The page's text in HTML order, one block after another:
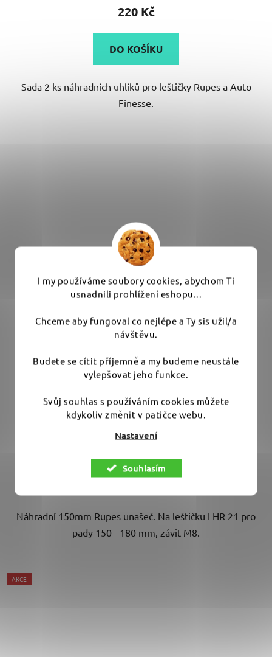
I my používáme soubory cookies, abychom Ti
usnadnili prohlížení eshopu...
Chceme aby fungoval co nejlépe a Ty sis užil/a
návštěvu.
Budete se cítit příjemně a my budeme neustále
vylepšovat jeho funkce.
Svůj souhlas s používáním cookies můžete
kdykoliv změnit v patičce webu.
Nastavení
Souhlasím
220 Kč
DO KOŠÍKU
Sada 2 ks náhradních uhlíků pro leštičky Rupes a Auto
Finesse.
Vyprodáno - běžně skladem do 10 pracovních dnů
1 325 Kč
DO KOŠÍKU
Náhradní 150mm Rupes unašeč. Na leštičku LHR 21 pro
pady 150 - 180 mm, závit M8.
AKCE